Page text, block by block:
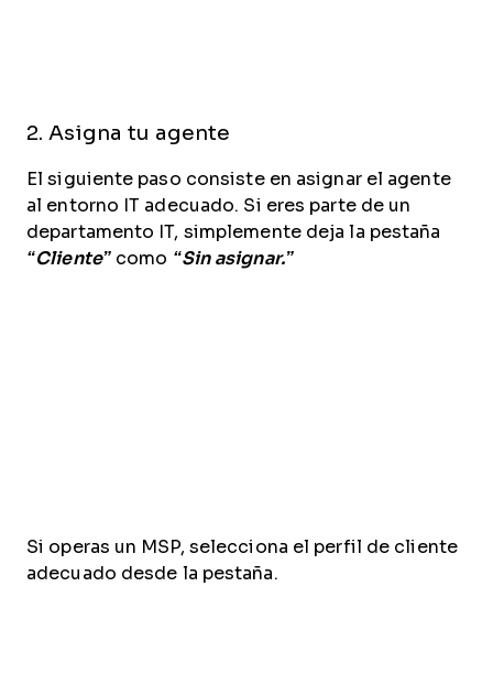
2. Asigna tu agente
El siguiente paso consiste en asignar el agente
al entorno IT adecuado. Si eres parte de un
departamento IT, simplemente deja la pestaña
“Cliente”como “Sin asignar.”
Si operas un MSP, selecciona el perfil de cliente
adecuado desde la pestaña.